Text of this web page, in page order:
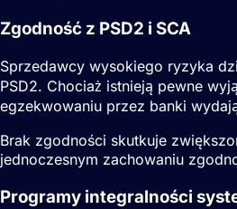
Zgodność z PSD2 i SCA
Sprzedawcy wysokiego ryzyka
PSD2. Chociaż istnieją pewne
egzekwowaniu przez banki
Brak zgodności skutkuje
jednoczesnym zachowaniu
Programy integralności